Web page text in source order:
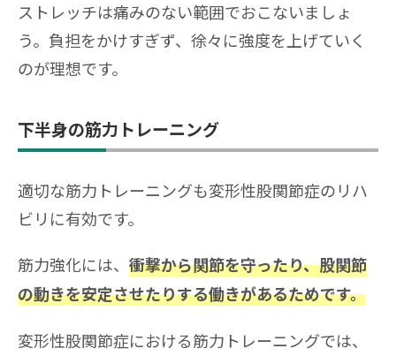
ストレッチは痛みのない範囲でおこないましょ
う。負担をかけすぎず、徐々に強度を上げていく
のが理想です。
下半身の筋力トレーニング
適切な筋力トレーニングも変形性股関節症のリハ
ビリに有効です。
筋力強化には、 衝撃から関節を守ったり、股関節
の動きを安定させたりする働きがあるためです。
変形性股関節症における筋力トレーニングでは、